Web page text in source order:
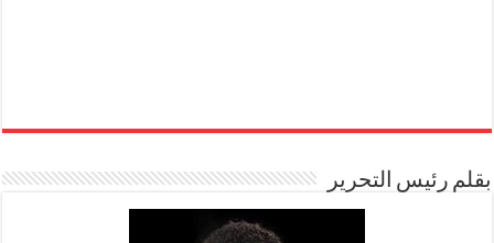
بقلم رئيس التحرير